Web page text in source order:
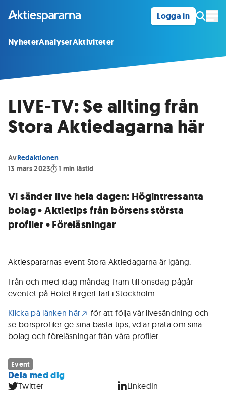
Logga in
NyheterAnalyserAktiviteter
LIVE-TV: Se allting från
Stora Aktiedagarna här
AvRedaktionen
13 mars 2023
1 min lästid
Vi sänder live hela dagen: Högintressanta
bolag • Aktietips från börsens största
profiler • Föreläsningar
Aktiespararnas event Stora Aktiedagarna är igång.
Från och med idag måndag fram till onsdag pågår
eventet på Hotel Birgerl Jarl i Stockholm.
Klicka på länken här
för att följa vår livesändning och
se börsprofiler ge sina bästa tips, vd:ar prata om sina
bolag och föreläsningar från våra profiler.
Event
Dela med dig
Twitter LinkedIn